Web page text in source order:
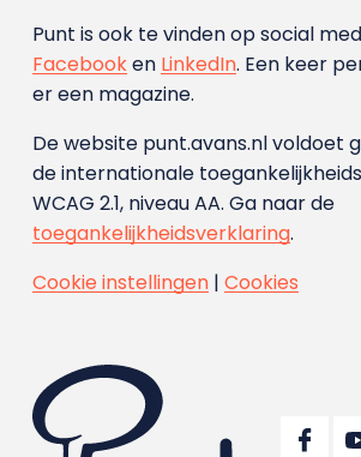
Punt is ook te vinden op social
Facebooken LinkedIn. Een keer
er een magazine.
De website punt.avans.nl voldoet
de internationale
WCAG 2.1, niveau AA. Ga naar de
toegankelijkheidsverklaring.
Cookie instellingen| Cookies